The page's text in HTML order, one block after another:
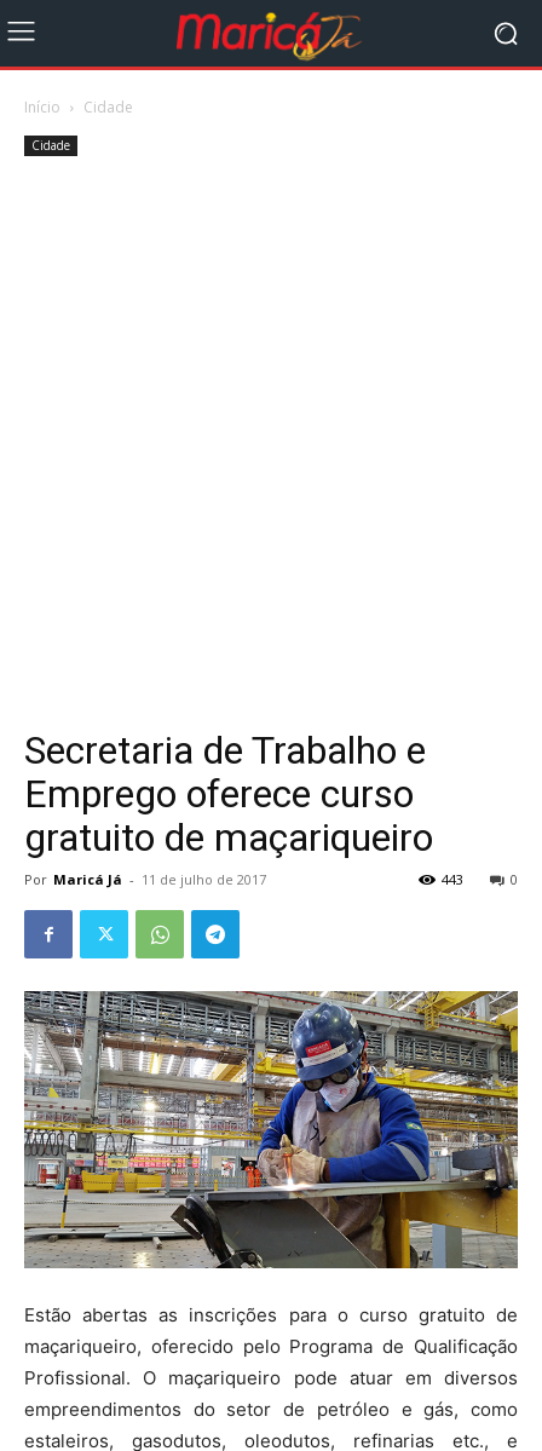
Início Cidade
Cidade
Secretaria de Trabalho e
Emprego oferece curso
gratuito de maçariqueiro
Por Maricá Já - 11 de julho de 2017 0
443
Estão abertas as inscrições para o curso gratuito de
maçariqueiro, oferecido pelo Programa de Qualificação
Profissional. O maçariqueiro pode atuar em diversos
empreendimentos do setor de petróleo e gás, como
estaleiros, gasodutos, oleodutos, refinarias etc., e